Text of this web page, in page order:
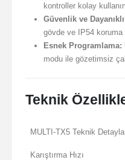
kontroller kolay
Güvenlik ve
gövde ve IP54 koruma
Esnek Programlama:
modu ile gözetimsiz
Teknik
MULTI-TX5 Teknik
Karıştırma Hızı